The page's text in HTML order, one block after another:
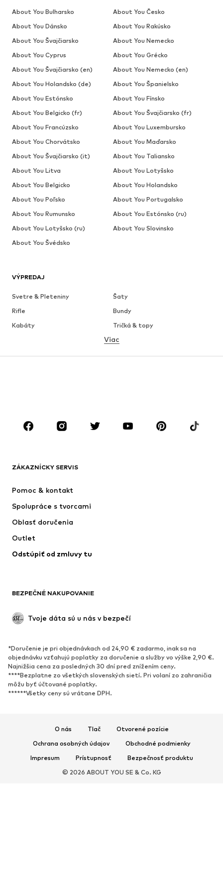
VÝPREDAJ
Svetre & Pleteniny
Šaty
Rifle
Bundy
Kabáty
Tričká & topy
Bielizeň
Sukne
Blúzky & tuniky
Doplnky
Premium
Nové
Bundy
Bielizeň
Kabáty
Plavky
Upcyklácia
Nové
Obľúbené
Tenisky
Členkové čižmy
Topánky na vysokom podpätku
Sandále
Papuče
Exkluzívne
Viac
ZÁKAZNÍCKY SERVIS
Pomoc & kontakt
Spolupráce s tvorcami
Oblasť doručenia
Outlet
Odstúpiť od zmluvy tu
BEZPEČNÉ NAKUPOVANIE
Tvoje dáta sú u nás v bezpečí
*Doručenie je pri objednávkach od 24,90 € zadarmo, inak sa na
objednávku vzťahujú poplatky za doručenie a služby vo výške 2,90 €.
Najnižšia cena za posledných 30 dní pred znížením ceny.
****Bezplatne zo všetkých slovenských sietí. Pri volaní zo zahraničia
môžu byť účtované poplatky.
******Všetky ceny sú vrátane DPH.
O nás Tlač
Otvorené pozície
Ochrana osobných údajov
Obchodné podmienky
Impresum
Prístupnosť
Bezpečnosť produktu
© 2026 ABOUT YOU SE & Co. KG
About You Bulharsko
About You Česko
About You Dánsko
About You Rakúsko
About You Švajčiarsko
About You Nemecko
About You Cyprus
About You Grécko
About You Švajčiarsko (en)
About You Nemecko (en)
About You Holandsko (de)
About You Španielsko
About You Estónsko
About You Fínsko
About You Belgicko (fr)
About You Švajčiarsko (fr)
About You Francúzsko
About You Luxembursko
About You Chorvátsko
About You Maďarsko
About You Švajčiarsko (it)
About You Taliansko
About You Litva
About You Lotyšsko
About You Belgicko
About You Holandsko
About You Poľsko
About You Portugalsko
About You Rumunsko
About You Estónsko (ru)
About You Lotyšsko (ru)
About You Slovinsko
About You Švédsko